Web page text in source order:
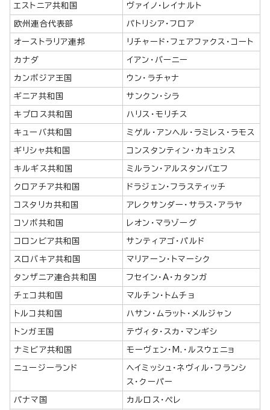
エストニア共和国 ヴァイノ・レイナルト
欧州連合代表部 パトリシア・フロア
オーストラリア連邦 リチャード・フェアファクス・コート
カナダ イアン・バーニー
カンボジア王国 ウン・ラチャナ
ギニア共和国 サンクン・シラ
キプロス共和国 ハリス・モリチス
キューバ共和国 ミゲル・アンヘル・ラミレス・ラモス
ギリシャ共和国 コンスタンティン・カキュシス
キルギス共和国 ミルラン・アルスタンバエフ
クロアチア共和国 ドラジェン・フラスティッチ
コスタリカ共和国 アレクサンダー・サラス・アラヤ
コソボ共和国 レオン・マラゾーグ
コロンビア共和国 サンティアゴ・パルド
スロバキア共和国 マリアーン・トマーシク
タンザニア連合共和国 フセイン・A・カタンガ
チェコ共和国 マルチン・トムチョ
トルコ共和国 ハサン・ムラット・メルジャン
トンガ王国 テヴィタ・スカ・マンギシ
ナミビア共和国 モーヴェン・M.・ルスウェニョ
ニュージーランド
ヘイミッシュ・ネヴィル・フランシ
ス・クーパー
パナマ国 カルロス・ペレ